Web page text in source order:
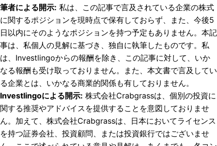
筆者による開示: 私は、この記事で言及されている企業の株式
に関するポジションを現時点で保有しておらず、また、今後5
日以内にそのようなポジションを持つ予定もありません。 本記
事は、私個人の見解に基づき、独自に執筆したものです。私
は、Investlingoからの報酬を除き、この記事に対して、いか
なる報酬も受け取っておりません。また、本文書で言及してい
る企業とは、いかなる商業的関係も有しておりません。
Investlingoによる開示: 株式会社Crabgrassは、個別の投資に
関する推奨やアドバイスを提供することを意図しておりませ
ん。加えて、株式会社Crabgrassは、日本においてライセンス
を持つ証券会社、投資顧問、または投資銀行ではございませ